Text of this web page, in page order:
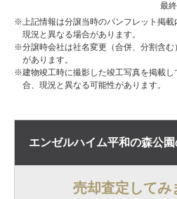
最
※上記情報は分譲当時のパンフレット掲載
現況と異なる場合があります。
※分譲時会社は社名変更（合併、分割含む
があります。
※建物竣工時に撮影した竣工写真を掲載
合、現況と異なる可能性があります。
エンゼルハイム平和の森公園
売却査定してみ